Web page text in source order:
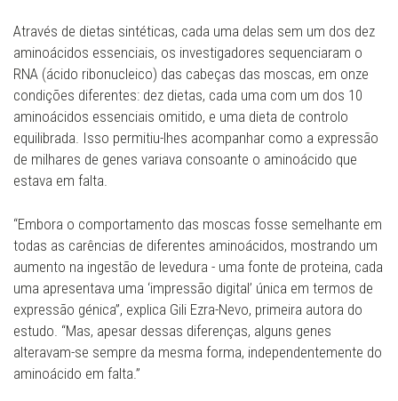
Através de dietas sintéticas, cada uma delas sem um dos dez
aminoácidos essenciais, os investigadores sequenciaram o
RNA (ácido ribonucleico) das cabeças das moscas, em onze
condições diferentes: dez dietas, cada uma com um dos 10
aminoácidos essenciais omitido, e uma dieta de controlo
equilibrada. Isso permitiu-lhes acompanhar como a expressão
de milhares de genes variava consoante o aminoácido que
estava em falta.
“Embora o comportamento das moscas fosse semelhante em
todas as carências de diferentes aminoácidos, mostrando um
aumento na ingestão de levedura - uma fonte de proteina, cada
uma apresentava uma ‘impressão digital’ única em termos de
expressão génica”, explica Gili Ezra-Nevo, primeira autora do
estudo. “Mas, apesar dessas diferenças, alguns genes
alteravam-se sempre da mesma forma, independentemente do
aminoácido em falta.”